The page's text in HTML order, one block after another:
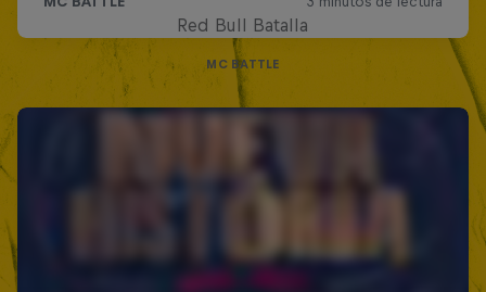
Red Bull Batalla
MC BATTLE